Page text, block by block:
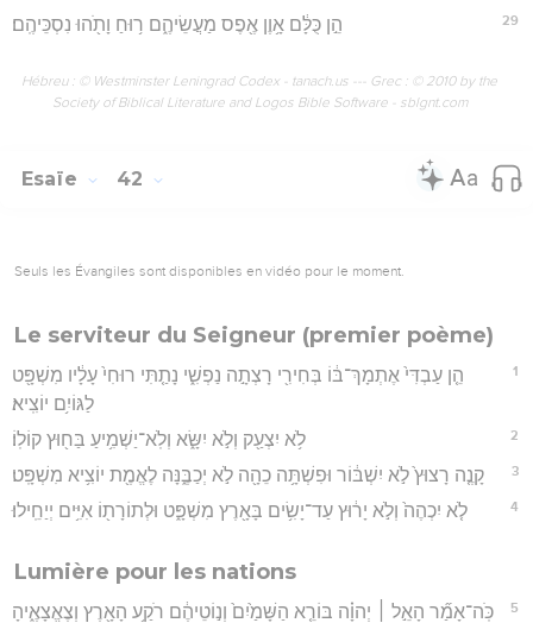
29 הֵ֣ן כֻּלָּ֔ם אָ֥וֶן אֶ֖פֶס מַעֲשֵׂיהֶ֑ם ר֥וּחַ וָתֹ֖הוּ נִסְכֵּיהֶֽם׃
Hébreu : © Westminster Leningrad Codex - tanach.us --- Grec : © 2010 by the
Society of Biblical Literature and Logos Bible Software - sblgnt.com
Esaïe 42
Seuls les Évangiles sont disponibles en vidéo pour le moment.
Le serviteur du Seigneur (premier poème)
1
הֵ֤ן עַבְדִּי֙ אֶתְמָךְ־בּ֔וֹ בְּחִירִ֖י רָצְתָ֣ה נַפְשִׁ֑י נָתַ֤תִּי רוּחִי֙ עָלָ֔יו מִשְׁפָּ֖ט
לַגּוֹיִ֥ם יוֹצִֽיא׃
2 לֹ֥א יִצְעַ֖ק וְלֹ֣א יִשָּׂ֑א וְלֹֽא־יַשְׁמִ֥יעַ בַּח֖וּץ קוֹלֽוֹ׃
3 קָנֶ֤ה רָצוּץ֙ לֹ֣א יִשְׁבּ֔וֹר וּפִשְׁתָּ֥ה כֵהָ֖ה לֹ֣א יְכַבֶּ֑נָּה לֶאֱמֶ֖ת יוֹצִ֥יא מִשְׁפָּֽט׃
4 לֹ֤א יִכְהֶה֙ וְלֹ֣א יָר֔וּץ עַד־יָשִׂ֥ים בָּאָ֖רֶץ מִשְׁפָּ֑ט וּלְתוֹרָת֖וֹ אִיִּ֥ים יְיַחֵֽילוּ׃
Lumière pour les nations
5
כֹּֽה־אָמַ֞ר הָאֵ֣ל ׀ יְהוָ֗ה בּוֹרֵ֤א הַשָּׁמַ֙יִם֙ וְנ֣וֹטֵיהֶ֔ם רֹקַ֥ע הָאָ֖רֶץ וְצֶאֱצָאֶ֑יהָ